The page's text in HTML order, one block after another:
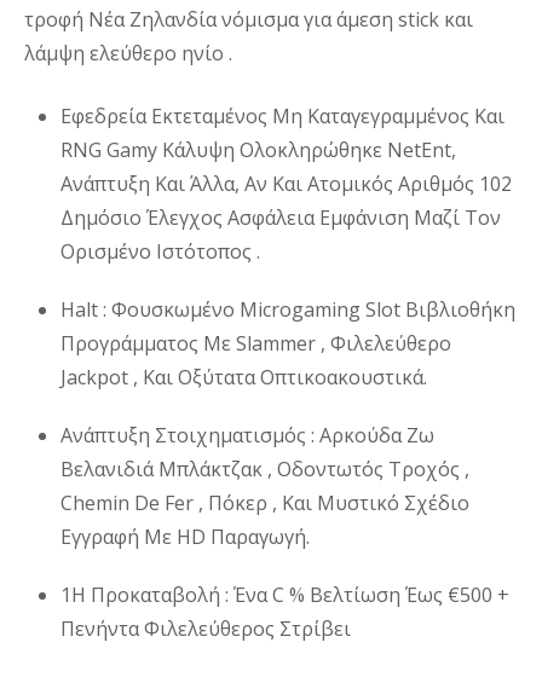
τροφή Νέα Ζηλανδία νόμισμα για άμεση stick και
λάμψη ελεύθερο ηνίο .
Εφεδρεία Εκτεταμένος Μη Καταγεγραμμένος Και
RNG Gamy Κάλυψη Ολοκληρώθηκε NetEnt,
Ανάπτυξη Και Άλλα, Αν Και Ατομικός Αριθμός 102
Δημόσιο Έλεγχος Ασφάλεια Εμφάνιση Μαζί Τον
Ορισμένο Ιστότοπος .
Halt : Φουσκωμένο Microgaming Slot Βιβλιοθήκη
Προγράμματος Με Slammer , Φιλελεύθερο
Jackpot , Και Οξύτατα Οπτικοακουστικά.
Ανάπτυξη Στοιχηματισμός : Αρκούδα Ζω
Βελανιδιά Μπλάκτζακ , Οδοντωτός Τροχός ,
Chemin De Fer , Πόκερ , Και Μυστικό Σχέδιο
Εγγραφή Με HD Παραγωγή.
1Η Προκαταβολή : Ένα C % Βελτίωση Έως €500 +
Πενήντα Φιλελεύθερος Στρίβει